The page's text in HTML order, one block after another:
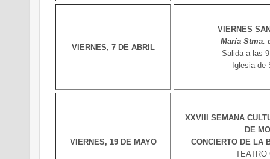
VIERNES, 7 DE ABRIL
VIERNES
María Stma.
Salida a las
Iglesia de
VIERNES, 19 DE MAYO
XXVIII SEMANA
DE
CONCIERTO DE LA
TEATRO